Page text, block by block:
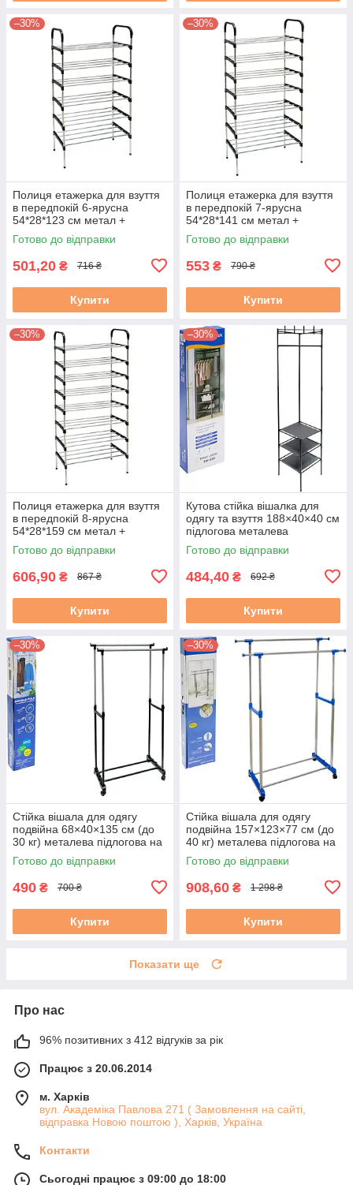
–30%
Полиця етажерка для взуття
в передпокій 6-ярусна
54*28*123 см метал +
пластик універсальний
дизайн, поличка легко
Готово до відправки
501,20 ₴ 716 ₴
Купити
–30%
Полиця етажерка для взуття
в передпокій 7-ярусна
54*28*141 см метал +
пластик універсальний
дизайн, поличка легко
Готово до відправки
553 ₴ 790 ₴
Купити
–30%
Полиця етажерка для взуття
в передпокій 8-ярусна
54*28*159 см метал +
пластик універсальний
дизайн, поличка легко
Готово до відправки
606,90 ₴ 867 ₴
Купити
–30%
Кутова стійка вішалка для
одягу та взуття 188×40×40 см
підлогова металева
Готово до відправки
484,40 ₴ 692 ₴
Купити
–30%
Стійка вішала для одягу
подвійна 68×40×135 см (до
30 кг) металева підлогова на
колесах
Готово до відправки
490 ₴ 700 ₴
Купити
–30%
Стійка вішала для одягу
подвійна 157×123×77 см (до
40 кг) металева підлогова на
колесах
Готово до відправки
908,60 ₴ 1 298 ₴
Купити
Показати ще
Про нас
96% позитивних з 412 відгуків за рік
Працює з 20.06.2014
м. Харків
вул. Академіка Павлова 271 ( Замовлення на сайті,
відправка Новою поштою ), Харків, Україна
Контакти
Сьогодні працює з 09:00 до 18:00